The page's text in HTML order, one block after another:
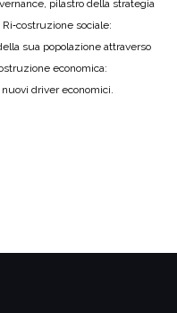
pilastro della strategia
Ri‐costruzione sociale:
sua popolazione attraverso
economica:
driver economici.